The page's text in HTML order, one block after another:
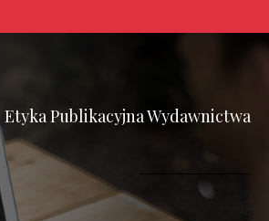
Etyka Publikacyjna Wydawnictwa